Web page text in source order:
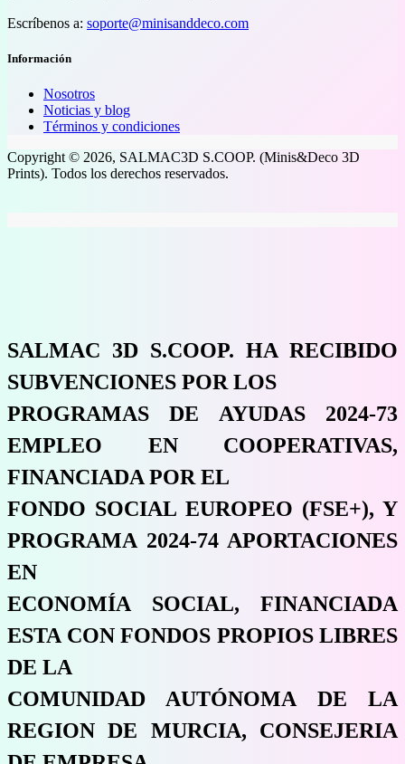
Escríbenos a: soporte@minisanddeco.com
Información
Nosotros
Noticias y blog
Términos y condiciones
Copyright © 2026, SALMAC3D S.COOP. (Minis&Deco 3D
Prints). Todos los derechos reservados.
SALMAC 3D S.COOP. HA RECIBIDO
SUBVENCIONES POR LOS
PROGRAMAS DE AYUDAS 2024-73
EMPLEO EN COOPERATIVAS,
FINANCIADA POR EL
FONDO SOCIAL EUROPEO (FSE+), Y
PROGRAMA 2024-74 APORTACIONES
EN
ECONOMÍA SOCIAL, FINANCIADA
ESTA CON FONDOS PROPIOS LIBRES
DE LA
COMUNIDAD AUTÓNOMA DE LA
REGION DE MURCIA, CONSEJERIA